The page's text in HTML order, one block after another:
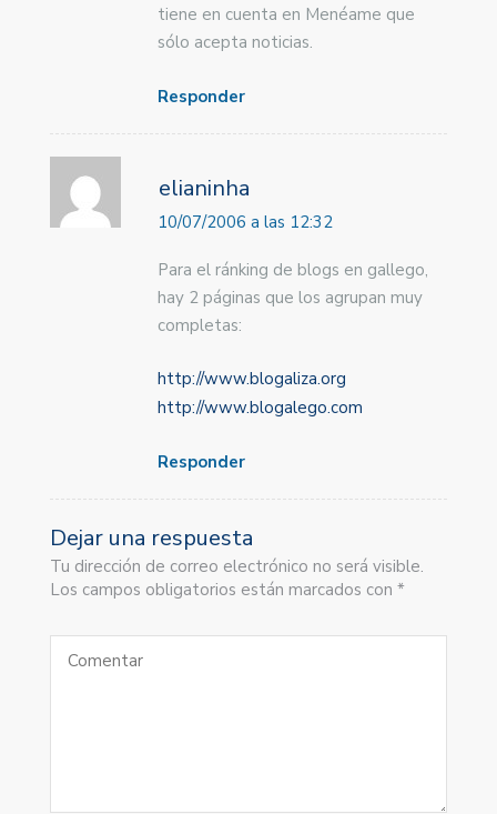
tiene en cuenta en Menéame que
sólo acepta noticias.
Responder
elianinha
10/07/2006 a las 12:32
Para el ránking de blogs en gallego,
hay 2 páginas que los agrupan muy
completas:
http://www.blogaliza.org
http://www.blogalego.com
Responder
Dejar una respuesta
Tu dirección de correo electrónico no será visible.
Los campos obligatorios están marcados con *